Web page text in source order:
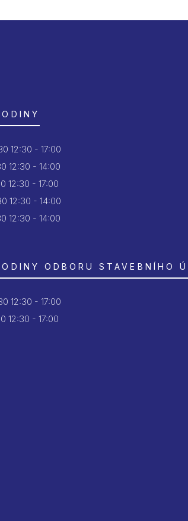
12:30 - 17:00
12:30 - 14:00
12:30 - 17:00
12:30 - 14:00
12:30 - 14:00
ODBORU STAVEBNÍHO
12:30 - 17:00
12:30 - 17:00